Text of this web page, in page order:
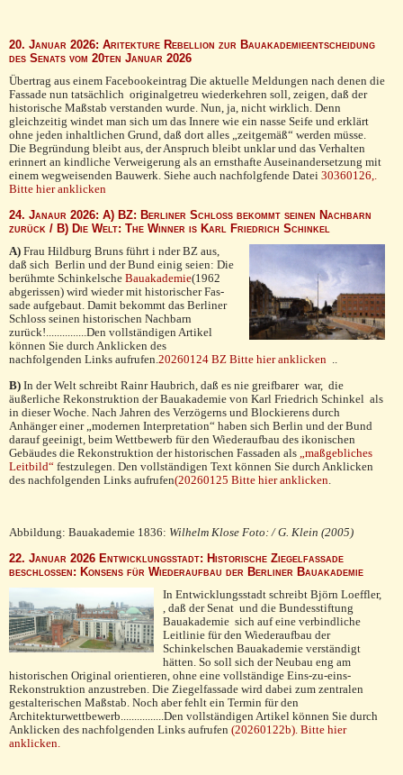
20. Januar 2026: Aritekture Rebellion zur Bauakademieentscheidung
des Senats vom 20ten Januar 2026
Übertrag aus einem Facebookeintrag Die aktuelle Meldungen nach denen die
Fassade nun tatsächlich originalgetreu wiederkehren soll, zeigen, daß der
historische Maßstab verstanden wurde. Nun, ja, nicht wirklich. Denn
gleichzeitig windet man sich um das Innere wie ein nasse Seife und erklärt
ohne jeden inhaltlichen Grund, daß dort alles „zeitgemäß“ werden müsse.
Die Begründung bleibt aus, der Anspruch bleibt unklar und das Verhalten
erinnert an kindliche Verweigerung als an ernsthafte Auseinandersetzung mit
einem wegweisenden Bauwerk. Siehe auch nachfolgfende Datei 30360126,.
Bitte hier anklicken
24. Janaur 2026: A) BZ: Berliner Schloss bekommt seinen Nachbarn
zurück / B) Die Welt: The Winner is Karl Friedrich Schinkel
A) Frau Hildburg Bruns führt i nder BZ aus,
daß sich Berlin und der Bund einig seien: Die
berühmte Schinkelsche Bauakademie(1962
abge­rissen) wird wieder mit historischer Fas­
sade aufgebaut. Damit bekommt das Berliner
Schloss seinen historischen Nachbarn
zurück!...............Den vollständigen Artikel
können Sie durch Anklicken des
nachfolgenden Links aufrufen.20260124 BZ Bitte hier anklicken ..
B) In der Welt schreibt Rainr Haubrich, daß es nie greifbarer war, die
äußerliche Rekonstruktion der Bauakademie von Karl Friedrich Schinkel als
in dieser Woche. Nach Jahren des Verzögerns und Blockierens durch
Anhänger einer „modernen Interpretation“ haben sich Berlin und der Bund
darauf geeinigt, beim Wettbewerb für den Wiederaufbau des ikonischen
Gebäudes die Rekonstruktion der historischen Fassaden als „maßgebliches
Leitbild“ festzulegen. Den vollständigen Text können Sie durch Anklicken
des nachfolgenden Links aufrufen(20260125 Bitte hier anklicken.
Abbildung: Bauakademie 1836: Wilhelm Klose Foto: / G. Klein (2005)
22. Januar 2026 Entwicklungsstadt: Historische Ziegelfassade
beschlossen: Konsens für Wiederaufbau der Berliner Bauakademie
In Entwicklungsstadt schreibt Björn Loeffler,
, daß der Senat und die Bundesstiftung
Bauakademie sich auf eine verbindliche
Leitlinie für den Wiederaufbau der
Schinkelschen Bauakademie verständigt
hätten. So soll sich der Neubau eng am
historischen Original orientieren, ohne eine vollständige Eins-zu-eins-
Rekonstruktion anzustreben. Die Ziegelfassade wird dabei zum zentralen
gestalterischen Maßstab. Noch aber fehlt ein Termin für den
Architekturwettbewerb................Den vollständigen Artikel können Sie durch
Anklicken des nachfolgenden Links aufrufen (20260122b). Bitte hier
anklicken.